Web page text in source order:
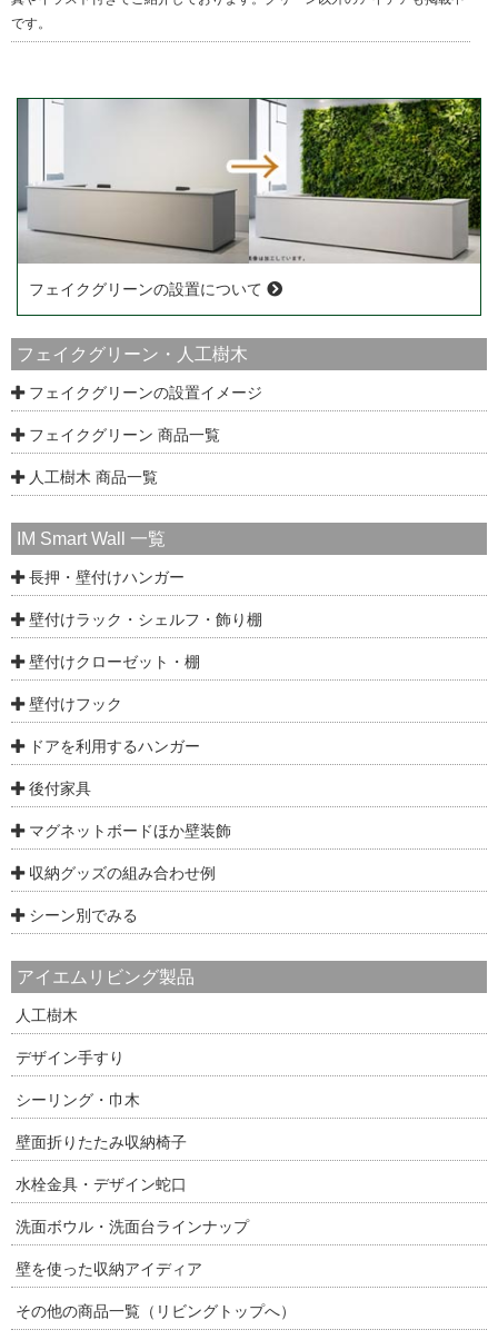
です。
フェイクグリーンの設置について
フェイクグリーン・人工樹木
フェイクグリーンの設置イメージ
フェイクグリーン 商品一覧
人工樹木 商品一覧
IM Smart Wall 一覧
長押・壁付けハンガー
壁付けラック・シェルフ・飾り棚
壁付けクローゼット・棚
壁付けフック
ドアを利用するハンガー
後付家具
マグネットボードほか壁装飾
収納グッズの組み合わせ例
シーン別でみる
アイエムリビング製品
人工樹木
デザイン手すり
シーリング・巾木
壁面折りたたみ収納椅子
水栓金具・デザイン蛇口
洗面ボウル・洗面台ラインナップ
壁を使った収納アイディア
その他の商品一覧（リビングトップへ）